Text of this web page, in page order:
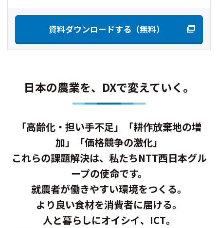
資料ダウンロードする（無料）
日本の農業を、DXで変えていく。
「高齢化・担い手不足」「耕作放棄地の増
加」「価格競争の激化」
これらの課題解決は、私たちNTT西日本グル
ープの使命です。
就農者が働きやすい環境をつくる。
より良い食材を消費者に届ける。
人と暮らしにオイシイ、ICT。